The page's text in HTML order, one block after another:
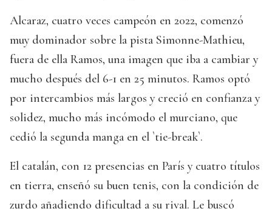
Alcaraz, cuatro veces campeón en 2022, comenzó
muy dominador sobre la pista Simonne-Mathieu,
fuera de ella Ramos, una imagen que iba a cambiar y
mucho después del 6-1 en 25 minutos. Ramos optó
por intercambios más largos y creció en confianza y
solidez, mucho más incómodo el murciano, que
cedió la segunda manga en el `tie-break`.
El catalán, con 12 presencias en París y cuatro títulos
en tierra, enseñó su buen tenis, con la condición de
zurdo añadiendo dificultad a su rival. Le buscó